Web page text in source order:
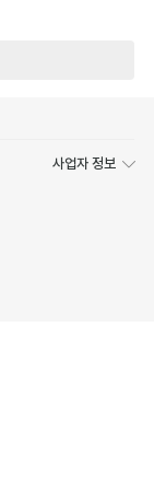
사업자 정보